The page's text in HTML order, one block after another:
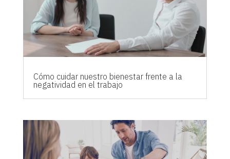
Cómo cuidar nuestro bienestar frente a la
negatividad en el trabajo